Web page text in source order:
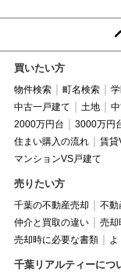
買いたい方
物件検索 町名検索
中古一戸建て
土地
2000万円台
3000万円
住まい購入の流れ
賃貸
マンションVS戸建て
売りたい方
千葉の不動産売却 不動
仲介と買取の違い
売却
売却時に必要な書類
よ
千葉リアルティーにつ